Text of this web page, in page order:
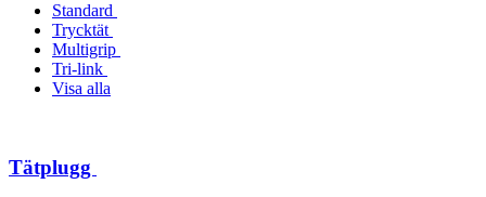
Standard
Trycktät
Multigrip
Tri-link
Visa alla
Tätplugg